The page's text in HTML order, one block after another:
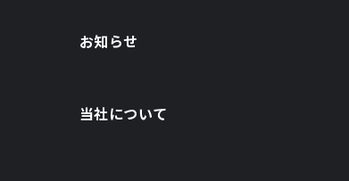
お知らせ
当社について